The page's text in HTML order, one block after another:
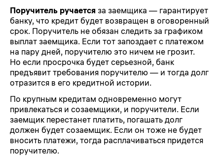
Поручитель ручается за заемщика — гарантирует
банку, что кредит будет возвращен в оговоренный
срок. Поручитель не обязан следить за графиком
выплат заемщика. Если тот запоздает с платежом
на пару дней, поручителю это ничем не грозит.
Но если просрочка будет серьезной, банк
предъявит требования поручителю — и тогда долг
отразится в его кредитной истории.
По крупным кредитам одновременно могут
привлекаться и созаемщики, и поручители. Если
заемщик перестанет платить, погашать долг
должен будет созаемщик. Если он тоже не будет
вносить платежи, тогда расплачиваться придется
поручителю.